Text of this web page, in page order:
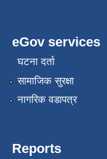
eGov services
घटना दर्ता
सामाजिक सुरक्षा
नागरिक वडापत्र
Reports